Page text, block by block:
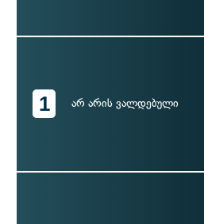
1 არ არის ვალდებული